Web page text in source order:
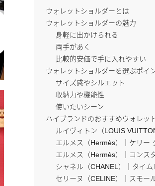
ウォレットショルダーとは
ウォレットショルダーの魅力
身軽に出かけられる
両手があく
比較的安価で手に入れやすい
ウォレットショルダーを選ぶポイ
サイズ感やシルエット
収納力や機能性
使いたいシーン
ハイブランドのおすすめウォレッ
ルイヴィトン（LOUIS
エルメス（Hermès）｜ケリー
エルメス（Hermès）｜コンス
シャネル（CHANEL）｜タイム
セリーヌ（CELINE）｜スモー